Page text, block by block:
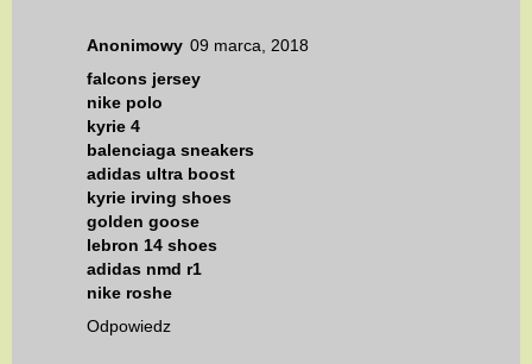
Anonimowy 09 marca, 2018
falcons jersey
nike polo
kyrie 4
balenciaga sneakers
adidas ultra boost
kyrie irving shoes
golden goose
lebron 14 shoes
adidas nmd r1
nike roshe
Odpowiedz